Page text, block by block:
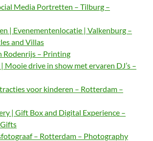
Media Portretten – Tilburg –
| Evenementenlocatie | Valkenburg –
and Villas
Rodenrijs – Printing
Mooie drive in show met ervaren DJ’s –
voor kinderen – Rotterdam –
| Gift Box and Digital Experience –
– Rotterdam – Photography